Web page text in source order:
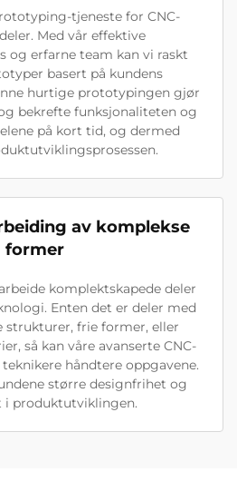
tjeneste for CNC-
Med vår effektive
og erfarne team kan vi raskt
basert på kundens
hurtige prototypingen gjør
bekrefte funksjonaliteten og
på kort tid, og dermed
av komplekse
former
komplektskapede deler
Enten det er deler med
strukturer, frie former, eller
så kan våre avanserte CNC-
håndtere oppgavene.
større designfrihet og
i produktutviklingen.